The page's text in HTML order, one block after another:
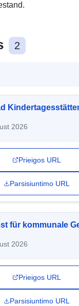
2
2026
Prieigos URL
Parsisiuntimo URL
für kommunale
2026
Prieigos URL
Parsisiuntimo URL